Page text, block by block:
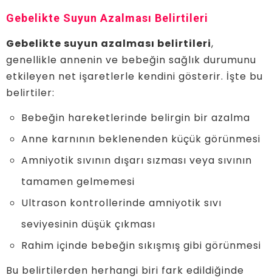
Gebelikte Suyun Azalması Belirtileri
Gebelikte suyun azalması belirtileri,
genellikle annenin ve bebeğin sağlık durumunu
etkileyen net işaretlerle kendini gösterir. İşte bu
belirtiler:
Bebeğin hareketlerinde belirgin bir azalma
Anne karnının beklenenden küçük görünmesi
Amniyotik sıvının dışarı sızması veya sıvının
tamamen gelmemesi
Ultrason kontrollerinde amniyotik sıvı
seviyesinin düşük çıkması
Rahim içinde bebeğin sıkışmış gibi görünmesi
Bu belirtilerden herhangi biri fark edildiğinde